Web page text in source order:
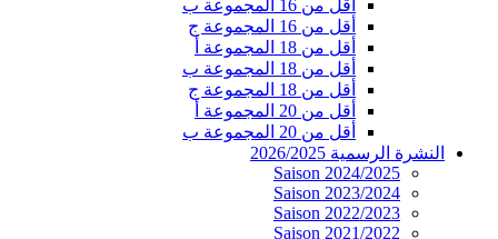
أقل من 16 المجموعة ب
أقل من 16 المجموعة ج
أقل من 18 المجموعة أ
أقل من 18 المجموعة ب
أقل من 18 المجموعة ج
أقل من 20 المجموعة أ
أقل من 20 المجموعة ب
النشرة الرسمية 2026/2025
Saison 2024/2025
Saison 2023/2024
Saison 2022/2023
Saison 2021/2022